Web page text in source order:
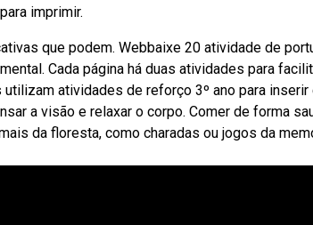
imprimir.
que podem. Webbaixe 20 atividade de
Cada página há duas atividades para
atividades de reforço 3º ano para
a visão e relaxar o corpo. Comer de forma
da floresta, como charadas ou jogos da